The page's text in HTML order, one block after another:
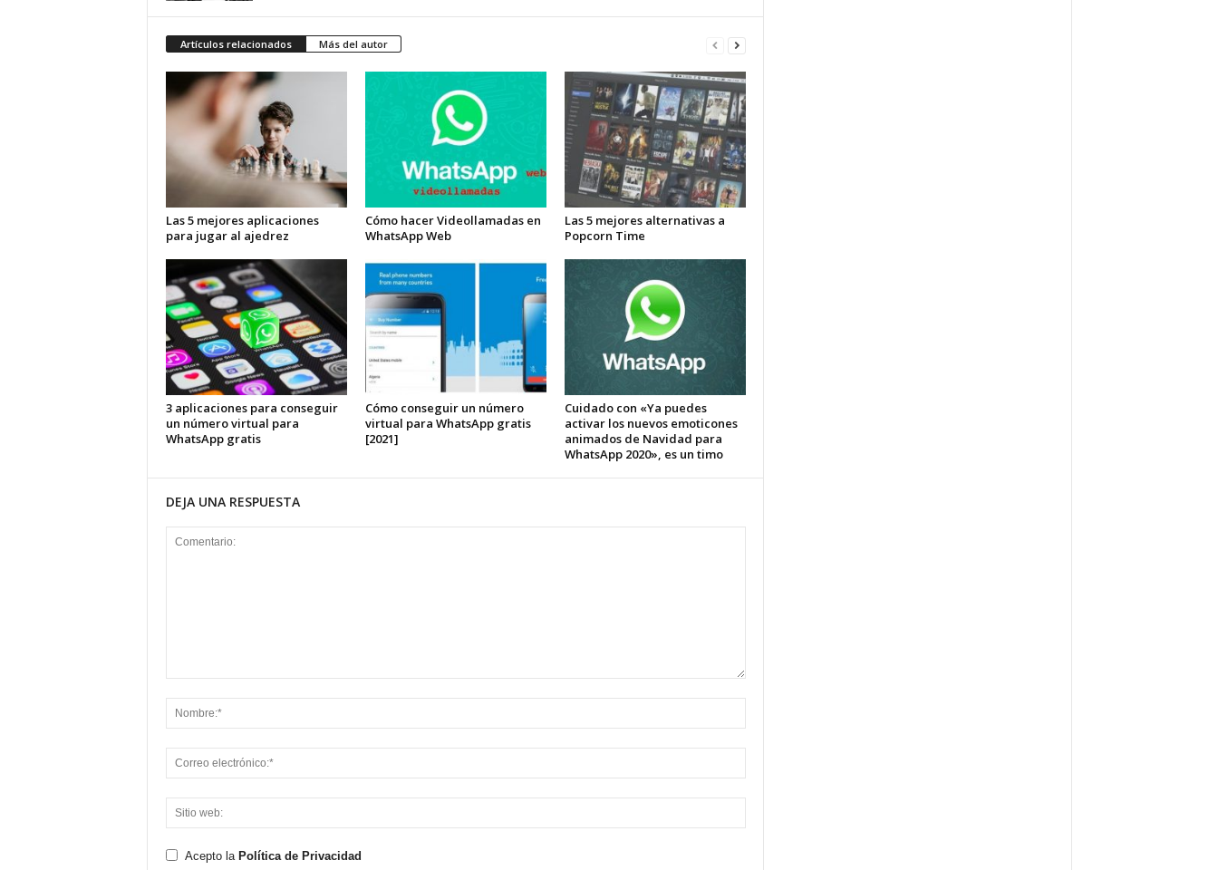
Artículos relacionados Más del autor
Las 5 mejores aplicaciones
para jugar al ajedrez
Cómo hacer Videollamadas en
WhatsApp Web
Las 5 mejores alternativas a
Popcorn Time
3 aplicaciones para conseguir
un número virtual para
WhatsApp gratis
Cómo conseguir un número
virtual para WhatsApp gratis
[2021]
Cuidado con «Ya puedes
activar los nuevos emoticones
animados de Navidad para
WhatsApp 2020», es un timo
DEJA UNA RESPUESTA
Acepto la Política de Privacidad